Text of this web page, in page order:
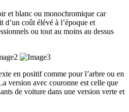
et blanc ou monochromique car
d’un coût élévé à l’époque et
ou tout au moins au dessus
en positif comme pour l’arbre ou en
version avec couronne est celle que
de voiture dans une version verte et